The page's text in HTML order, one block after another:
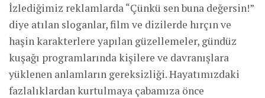
İzlediğimiz reklamlarda “Çünkü sen buna değersin!”
diye atılan sloganlar, film ve dizilerde hırçın ve
haşin karakterlere yapılan güzellemeler, gündüz
kuşağı programlarında kişilere ve davranışlara
yüklenen anlamların gereksizliği. Hayatımızdaki
fazlalıklardan kurtulmaya çabamıza önce